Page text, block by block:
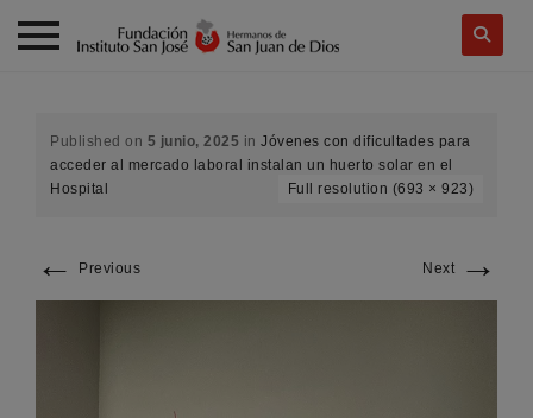
Published on 5 junio, 2025 in Jóvenes con dificultades para
acceder al mercado laboral instalan un huerto solar en el
Hospital
Full resolution (693 × 923)
← Previous Next →